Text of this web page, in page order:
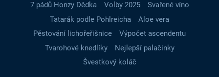
7 pádů Honzy Dědka
Volby 2025
Svařené víno
Tatarák podle Pohlreicha
Aloe vera
Pěstování lichořeřišnice
Výpočet ascendentu
Tvarohové knedlíky
Nejlepší palačinky
Švestkový koláč